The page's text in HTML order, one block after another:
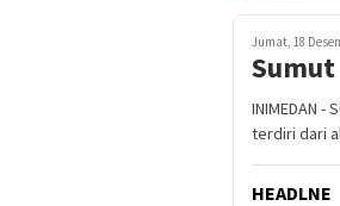
Jumat, 18
Sumut
INIMEDAN
terdiri dari
HEADLNE